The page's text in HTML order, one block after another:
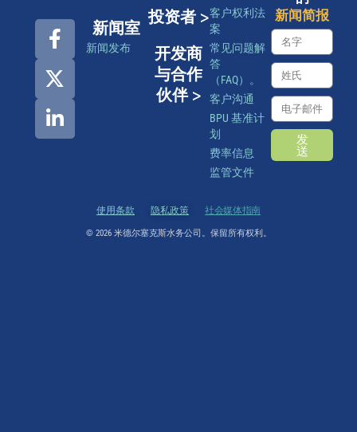
新闻室
新闻发布
投资者 >
开发商
与合作
伙伴 >
客户权利法
案
常见问题解
答
（FAQ）。
客户沟通
BPU 基准计
划
费率信息
监管文件
新闻简报
发
送
使用条款 隐私政策 社会媒体指南
© 2026 米德尔塞克斯水务公司。保留所有权利。